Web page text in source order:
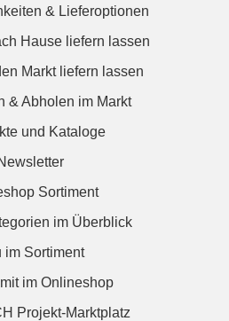
& Lieferoptionen
Hause liefern lassen
Markt liefern lassen
& Abholen im Markt
und Kataloge
Sortiment
im Überblick
im Sortiment
im Onlineshop
Projekt-Marktplatz